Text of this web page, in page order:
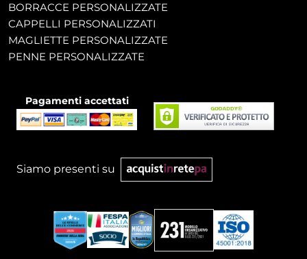
BORRACCE PERSONALIZZATE
CAPPELLI PERSONALIZZATI
MAGLIETTE PERSONALIZZATE
PENNE PERSONALIZZATE
Pagamenti accettati
Siamo presenti su